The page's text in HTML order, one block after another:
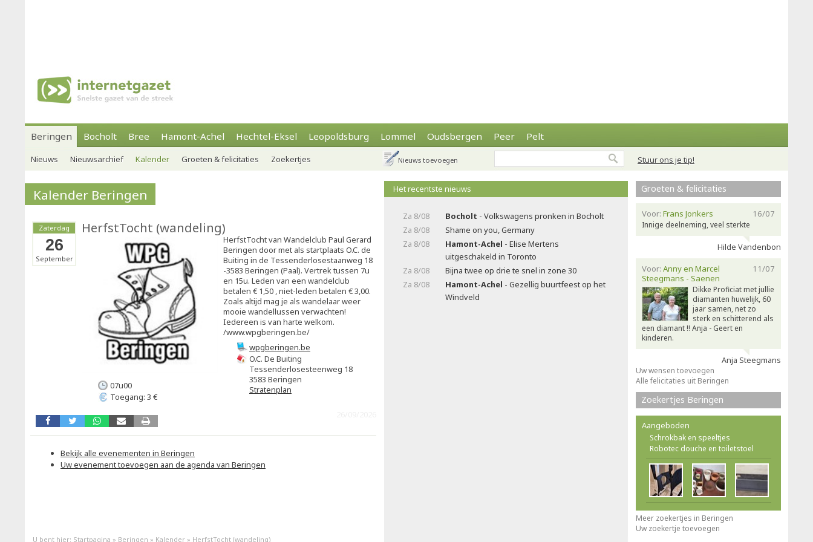
Beringen Bocholt Bree Hamont-Achel Hechtel-Eksel Leopoldsburg Lommel Oudsbergen Peer Pelt
Stuur ons je tip!
Nieuws Nieuwsarchief Kalender Groeten & felicitaties Zoekertjes Nieuws toevoegen
Kalender Beringen
Zaterdag
26
September
HerfstTocht (wandeling)
HerfstTocht van Wandelclub Paul Gerard
Beringen door met als startplaats O.C. de
Buiting in de Tessenderlosestaanweg 18
-3583 Beringen (Paal). Vertrek tussen 7u
en 15u. Leden van een wandelclub
betalen € 1,50 , niet-leden betalen € 3,00.
Zoals altijd mag je als wandelaar weer
mooie wandellussen verwachten!
Iedereen is van harte welkom.
/www.wpgberingen.be/
wpgberingen.be
O.C. De Buiting
Tessenderlosesteenweg 18
3583 Beringen
Stratenplan
07u00
Toegang: 3 €
Bekijk alle evenementen in Beringen
Uw evenement toevoegen aan de agenda van Beringen
Het recentste nieuws
Za 8/08 Bocholt - Volkswagens pronken in Bocholt
Za 8/08
Shame on you, Germany
Za 8/08
Hamont-Achel - Elise Mertens
uitgeschakeld in Toronto
Za 8/08
Bijna twee op drie te snel in zone 30
Za 8/08
Hamont-Achel - Gezellig buurtfeest op het
Windveld
Groeten & felicitaties
16/07
Voor: Frans Jonkers
Innige deelneming, veel sterkte
Hilde Vandenbon
11/07
Voor: Anny en Marcel
Steegmans - Saenen
Dikke Proficiat met jullie
diamanten huwelijk, 60
jaar samen, net zo
sterk en schitterend als
een diamant !! Anja - Geert en
kinderen.
Anja Steegmans
Uw wensen toevoegen
Alle felicitaties uit Beringen
Zoekertjes Beringen
Aangeboden
Schrokbak en speeltjes
Robotec douche en toiletstoel
Meer zoekertjes in Beringen
Uw zoekertje toevoegen
U bent hier: Startpagina » Beringen » Kalender » HerfstTocht (wandeling)